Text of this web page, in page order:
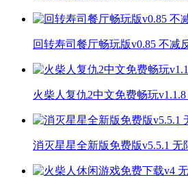
回转寿司餐厅畅玩版v0.85 不减
火柴人复仇2中文免费畅玩
消灭星星全新版免费版v5.5.1 无